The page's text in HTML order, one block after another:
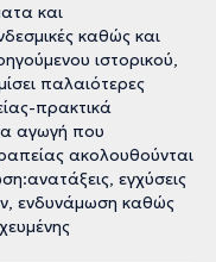
και
καθώς και
ιστορικού,
παλαιότερες
πρακτικά
αγωγή που
ακολουθούνται
εγχύσεις
ενδυνάμωση καθώς